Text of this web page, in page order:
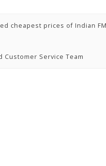
cheapest prices of Indian
Customer Service Team